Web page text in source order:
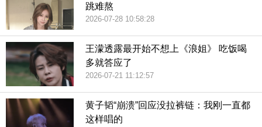
跳难熬
2026-07-28 10:58:28
王濛透露最开始不想上《浪姐》 吃饭喝
多就答应了
2026-07-21 11:12:57
黄子韬“崩溃”回应没拉裤链：我刚一直都
这样唱的